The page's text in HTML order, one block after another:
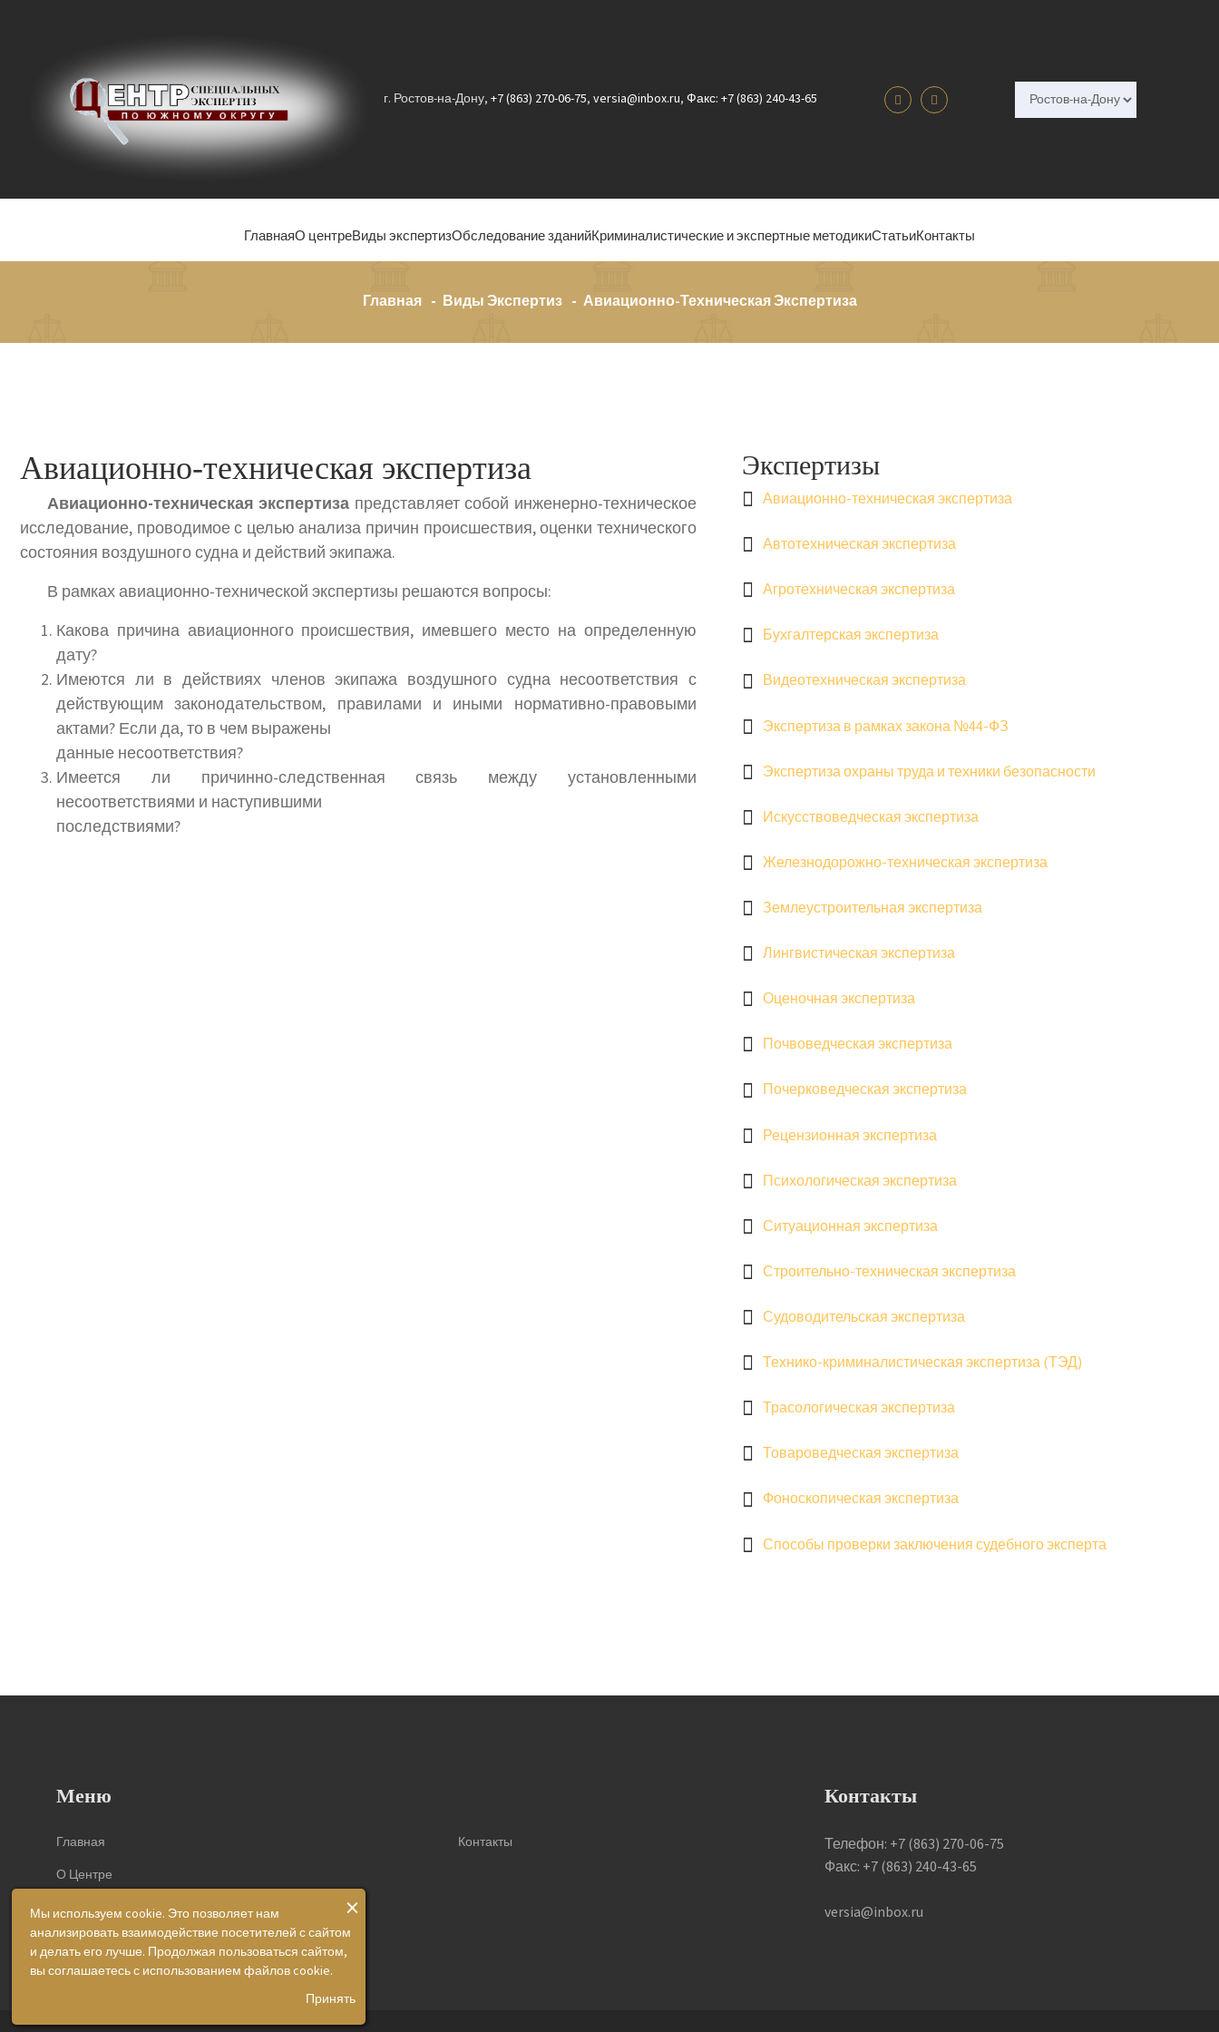
г. Ростов-на-Дону,+7 (863) 270-06-75,versia@inbox.ru,Факс: +7 (863) 240-43-65
ГлавнаяО центреВиды экспертизОбследование зданийКриминалистические и экспертные методикиСтатьиКонтакты
Главная Виды Экспертиз Авиационно-Техническая Экспертиза
Авиационно-техническая экспертиза
Авиационно-техническая экспертиза представляет собой инженерно-техническое
исследование, проводимое с целью анализа причин происшествия, оценки технического
состояния воздушного судна и действий экипажа.
В рамках авиационно-технической экспертизы решаются вопросы:
Какова причина авиационного происшествия, имевшего место на определенную
дату?
Имеются ли в действиях членов экипажа воздушного судна несоответствия с
действующим законодательством, правилами и иными нормативно-правовыми
актами? Если да, то в чем выражены
данные несоответствия?
Имеется ли причинно-следственная связь между установленными
несоответствиями и наступившими
последствиями?
Экспертизы
Авиационно-техническая экспертиза
Автотехническая экспертиза
Агротехническая экспертиза
Бухгалтерская экспертиза
Видеотехническая экспертиза
Экспертиза в рамках закона №44-ФЗ
Экспертиза охраны труда и техники безопасности
Искусствоведческая экспертиза
Железнодорожно-техническая экспертиза
Землеустроительная экспертиза
Лингвистическая экспертиза
Оценочная экспертиза
Почвоведческая экспертиза
Почерковедческая экспертиза
Рецензионная экспертиза
Психологическая экспертиза
Ситуационная экспертиза
Строительно-техническая экспертиза
Судоводительская экспертиза
Технико-криминалистическая экспертиза (ТЭД)
Трасологическая экспертиза
Товароведческая экспертиза
Фоноскопическая экспертиза
Способы проверки заключения судебного эксперта
×
Мы используем cookie. Это позволяет нам
анализировать взаимодействие посетителей с сайтом
и делать его лучше. Продолжая пользоваться сайтом,
вы соглашаетесь с использованием файлов cookie.
Принять
Меню
Главная
О Центре
Виды Экспертиз
Контакты
Контакты
Телефон: +7 (863) 270-06-75
Факс: +7 (863) 240-43-65
versia@inbox.ru